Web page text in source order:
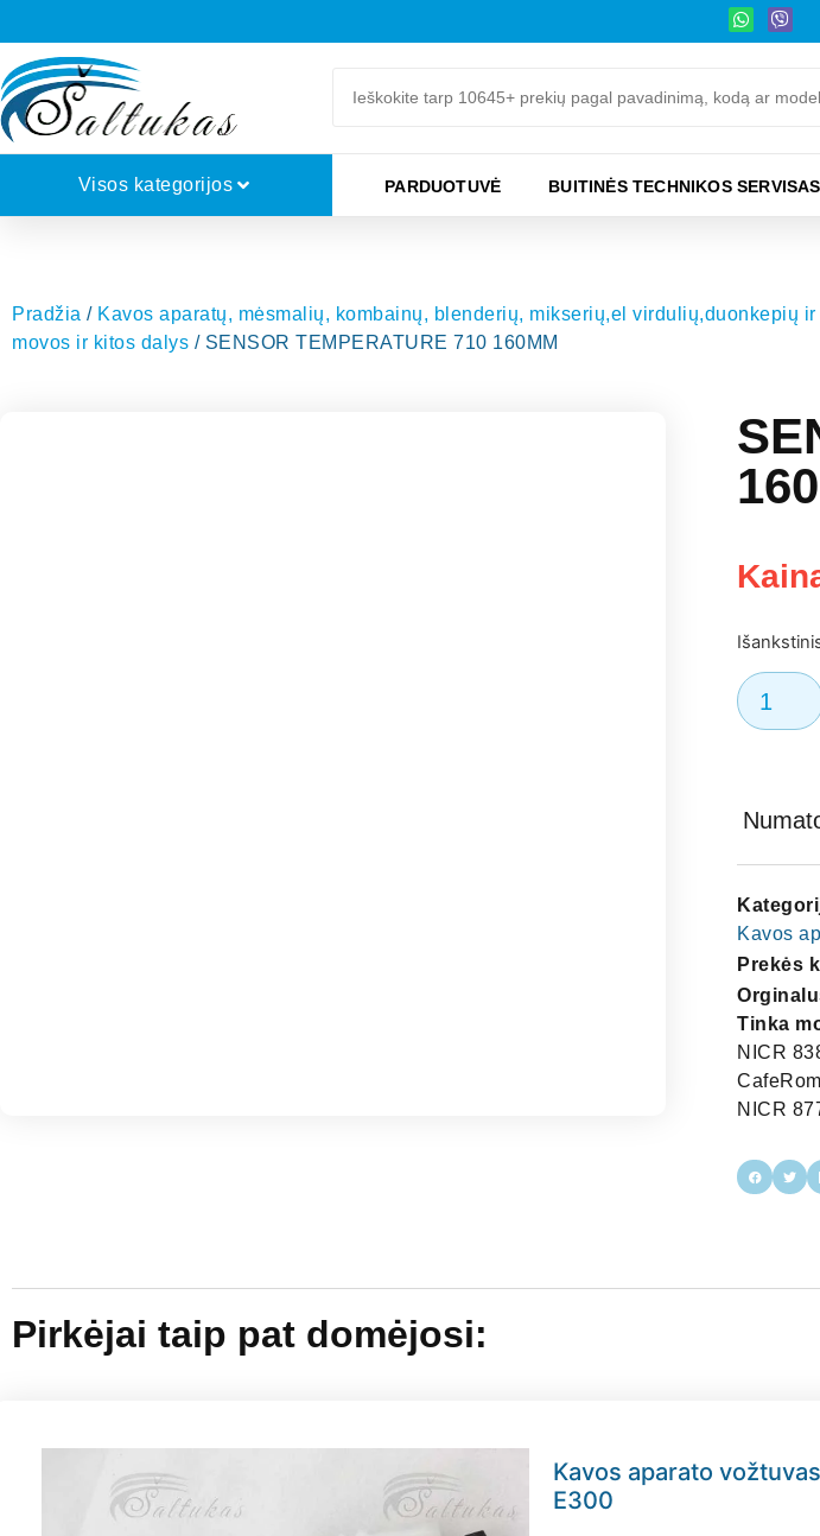
Visos kategorijos PARDUOTUVĖ BUITINĖS TECHNIKOS SERVISAS
Pradžia / Kavos aparatų, mėsmalių, kombainų, blenderių, mikserių,el virdulių,duonkepių
movos ir kitos dalys / SENSOR TEMPERATURE 710 160MM
Kavos
Prekės
Tinka
NICR
NICR
Pirkėjai taip pat domėjosi:
Kavos aparato vožtuvas
E300